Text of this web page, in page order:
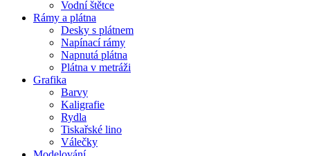
Vodní štětce
Rámy a plátna
Desky s plátnem
Napínací rámy
Napnutá plátna
Plátna v metráži
Grafika
Barvy
Kaligrafie
Rydla
Tiskařské lino
Válečky